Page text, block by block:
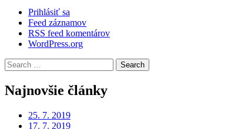
Prihlásiť sa
Feed záznamov
RSS feed komentárov
WordPress.org
Search
for:
Najnovšie články
25. 7. 2019
17. 7. 2019